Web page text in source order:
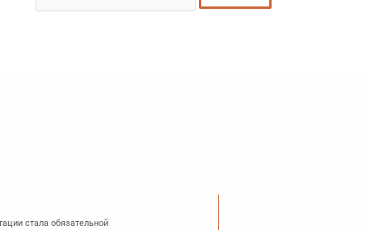
стала обязательной